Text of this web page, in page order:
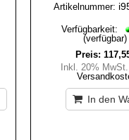
Artikelnummer:
Verfügbarkeit:
(verfügbar)
Preis:
Inkl. 20% MwSt.
In den